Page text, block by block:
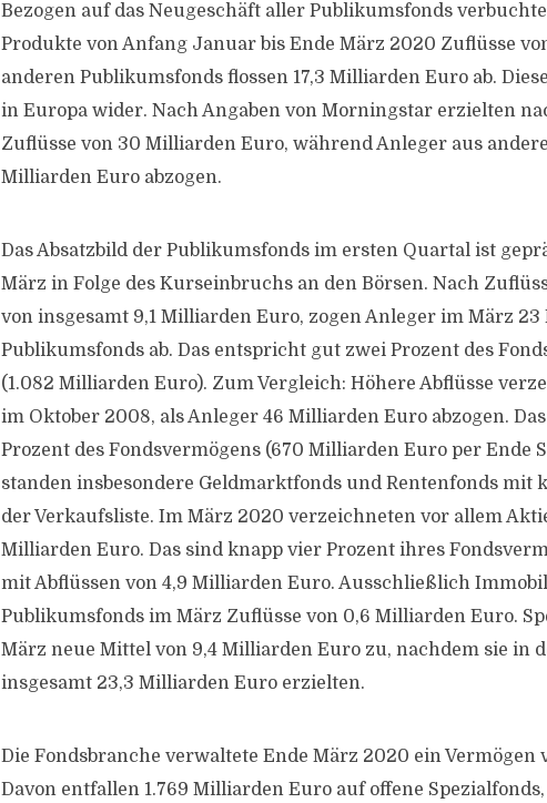
Bezogen auf das Neugeschäft aller Publikumsfonds
Produkte von Anfang Januar bis Ende März 2020 Zuflüsse
anderen Publikumsfonds flossen 17,3 Milliarden Euro ab.
in Europa wider. Nach Angaben von Morningstar erzielten
Zuflüsse von 30 Milliarden Euro, während Anleger aus
Milliarden Euro abzogen.
Das Absatzbild der Publikumsfonds im ersten Quartal ist
März in Folge des Kurseinbruchs an den Börsen. Nach
von insgesamt 9,1 Milliarden Euro, zogen Anleger im März
Publikumsfonds ab. Das entspricht gut zwei Prozent des
(1.082 Milliarden Euro). Zum Vergleich: Höhere Abflüsse
im Oktober 2008, als Anleger 46 Milliarden Euro abzogen.
Prozent des Fondsvermögens (670 Milliarden Euro per Ende
standen insbesondere Geldmarktfonds und Rentenfonds mit
der Verkaufsliste. Im März 2020 verzeichneten vor allem
Milliarden Euro. Das sind knapp vier Prozent ihres
mit Abflüssen von 4,9 Milliarden Euro. Ausschließlich
Publikumsfonds im März Zuflüsse von 0,6 Milliarden Euro.
März neue Mittel von 9,4 Milliarden Euro zu, nachdem sie in
insgesamt 23,3 Milliarden Euro erzielten.
Die Fondsbranche verwaltete Ende März 2020 ein Vermögen
Davon entfallen 1.769 Milliarden Euro auf offene